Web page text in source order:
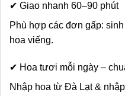
✔ Giao nhanh 60–90 phút
Phù hợp các đơn gấp:
hoa viếng.
✔ Hoa tươi mỗi ngày –
Nhập hoa từ Đà Lạt &